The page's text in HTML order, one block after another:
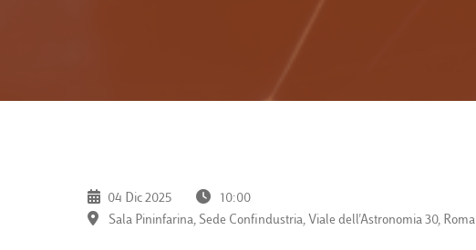
04 Dic 2025
10:00
Sala Pininfarina, Sede Confindustria, Viale dell'Astronomia 30, Roma